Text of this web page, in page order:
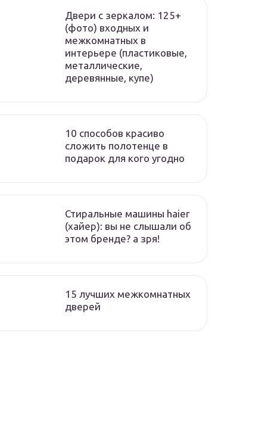
Двери с зеркалом: 125+
(фото) входных и
межкомнатных в
интерьере (пластиковые,
металлические,
деревянные, купе)
10 способов красиво
сложить полотенце в
подарок для кого угодно
Стиральные машины haier
(хайер): вы не слышали об
этом бренде? а зря!
15 лучших межкомнатных
дверей